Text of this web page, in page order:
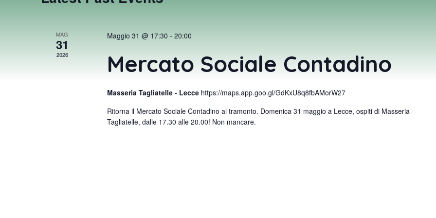
MAG
31
2026
Maggio 31 @ 17:30 - 20:00
Mercato Sociale Contadino
Masseria Tagliatelle - Lecce https://maps.app.goo.gl/GdKxU8q8fbAMorW27
Ritorna il Mercato Sociale Contadino al tramonto. Domenica 31 maggio a Lecce, ospiti di Masseria
Tagliatelle, dalle 17.30 alle 20.00! Non mancare.